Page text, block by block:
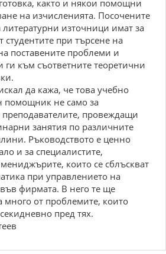
както и някои помощни
на изчисленията. Посочените
литературни източници имат за
студентите при търсене на
поставените проблеми и
ги към съответните теоретични
да кажа, че това учебно
помощник не само за
преподавателите, провеждащи
занятия по различните
Ръководството е ценно
и за специалистите,
които се сблъскват
при управлението на
фирмата. В него те ще
много от проблемите, които
пред тях.